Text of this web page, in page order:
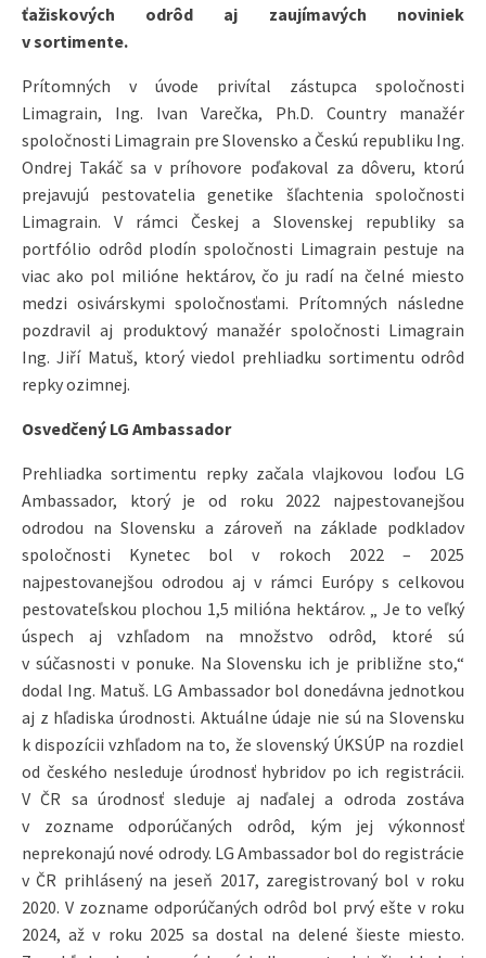
ťažiskových odrôd aj zaujímavých noviniek
v sortimente.
Prítomných v úvode privítal zástupca spoločnosti
Limagrain, Ing. Ivan Varečka, Ph.D. Country manažér
spoločnosti Limagrain pre Slovensko a Českú republiku Ing.
Ondrej Takáč sa v príhovore poďakoval za dôveru, ktorú
prejavujú pestovatelia genetike šľachtenia spoločnosti
Limagrain. V rámci Českej a Slovenskej republiky sa
portfólio odrôd plodín spoločnosti Limagrain pestuje na
viac ako pol milióne hektárov, čo ju radí na čelné miesto
medzi osivárskymi spoločnosťami. Prítomných následne
pozdravil aj produktový manažér spoločnosti Limagrain
Ing. Jiří Matuš, ktorý viedol prehliadku sortimentu odrôd
repky ozimnej.
Osvedčený LG Ambassador
Prehliadka sortimentu repky začala vlajkovou loďou LG
Ambassador, ktorý je od roku 2022 najpestovanejšou
odrodou na Slovensku a zároveň na základe podkladov
spoločnosti Kynetec bol v rokoch 2022 – 2025
najpestovanejšou odrodou aj v rámci Európy s celkovou
pestovateľskou plochou 1,5 milióna hektárov. „ Je to veľký
úspech aj vzhľadom na množstvo odrôd, ktoré sú
v súčasnosti v ponuke. Na Slovensku ich je približne sto,“
dodal Ing. Matuš. LG Ambassador bol donedávna jednotkou
aj z hľadiska úrodnosti. Aktuálne údaje nie sú na Slovensku
k dispozícii vzhľadom na to, že slovenský ÚKSÚP na rozdiel
od českého nesleduje úrodnosť hybridov po ich registrácii.
V ČR sa úrodnosť sleduje aj naďalej a odroda zostáva
v zozname odporúčaných odrôd, kým jej výkonnosť
neprekonajú nové odrody. LG Ambassador bol do registrácie
v ČR prihlásený na jeseň 2017, zaregistrovaný bol v roku
2020. V zozname odporúčaných odrôd bol prvý ešte v roku
2024, až v roku 2025 sa dostal na delené šieste miesto.